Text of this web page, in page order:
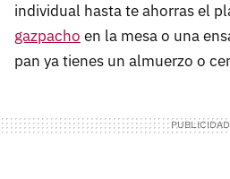
individual hasta te ahorras el
gazpacho en la mesa o una
pan ya tienes un almuerzo o